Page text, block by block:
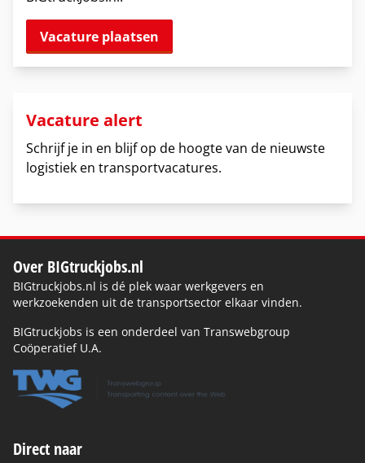
Vacature plaatsen
Vacature alert
Schrijf je in en blijf op de hoogte van de nieuwste
logistiek en transportvacatures.
Over BIGtruckjobs.nl
BIGtruckjobs.nl is dé plek waar werkgevers en
werkzoekenden uit de transportsector elkaar vinden.
BIGtruckjobs is een onderdeel van Transwebgroup
Coöperatief U.A.
Direct naar